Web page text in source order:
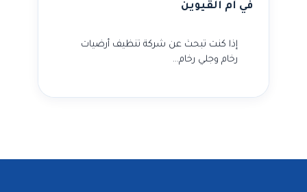
في أم القيوين
إذا كنت تبحث عن شركة تنظيف أرضيات
رخام وجلي رخام…